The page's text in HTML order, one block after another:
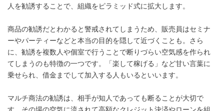
人を勧誘することで、組織をピラミッド式に拡大します。
商品の勧誘だとわかると警戒されてしまうため、販売員はセミナ
ーやパーティーなどと本当の目的を隠して近づくことも。さら
に、勧誘を複数人や個室で行うことで断りづらい空気感を作られ
てしまうのも特徴の一つです。「楽して稼げる」など甘い言葉に
乗せられ、借金までして加入する人もいるといいます。
マルチ商法の勧誘は、相手が知人であっても断ることが大切で
す。その場の空気に流されて高額なクレジット決済やローンを組